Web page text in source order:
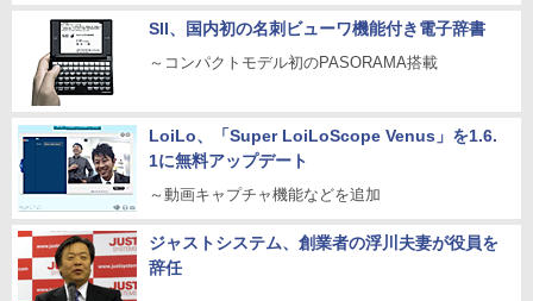
SII、国内初の名刺ビューワ機能付き電子辞書
～コンパクトモデル初のPASORAMA搭載
LoiLo、「Super LoiLoScope Venus」を1.6.
1に無料アップデート
～動画キャプチャ機能などを追加
ジャストシステム、創業者の浮川夫妻が役員を
辞任